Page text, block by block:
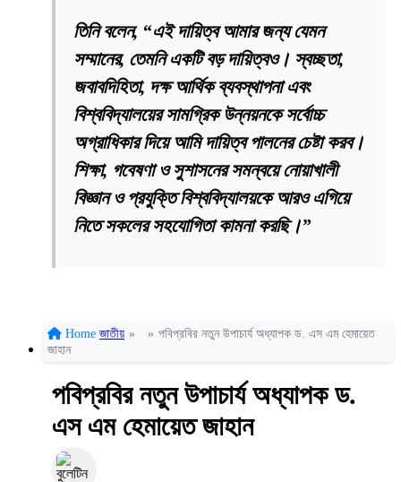
তিনি বলেন, “এই দায়িত্ব আমার জন্য যেমন
সম্মানের, তেমনি একটি বড় দায়িত্বও। স্বচ্ছতা,
জবাবদিহিতা, দক্ষ আর্থিক ব্যবস্থাপনা এবং
বিশ্ববিদ্যালয়ের সামগ্রিক উন্নয়নকে সর্বোচ্চ
অগ্রাধিকার দিয়ে আমি দায়িত্ব পালনের চেষ্টা করব।
শিক্ষা, গবেষণা ও সুশাসনের সমন্বয়ে নোয়াখালী
বিজ্ঞান ও প্রযুক্তি বিশ্ববিদ্যালয়কে আরও এগিয়ে
নিতে সকলের সহযোগিতা কামনা করছি।”
Home জাতীয় » » পবিপ্রবির নতুন উপাচার্য অধ্যাপক ড. এস এম হেমায়েত
জাহান
পবিপ্রবির নতুন উপাচার্য অধ্যাপক ড.
এস এম হেমায়েত জাহান